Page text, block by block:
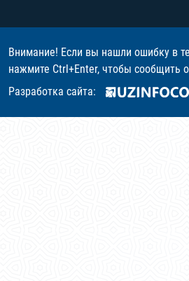
Внимание! Если вы нашли ошибку в
нажмите Ctrl+Enter, чтобы сообщить
Разработка сайта: